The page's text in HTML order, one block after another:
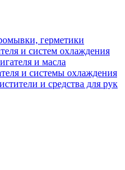
герметики
и систем охлаждения
и масла
и системы охлаждения
и средства для рук